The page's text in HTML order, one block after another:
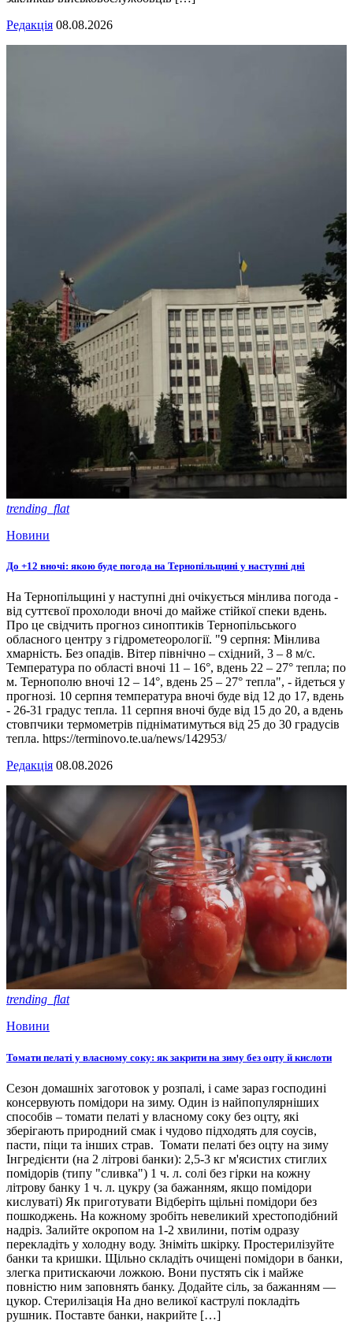
Редакція 08.08.2026
trending_flat
Новини
До +12 вночі: якою буде погода на Тернопільщині у наступні дні
На Тернопільщині у наступні дні очікується мінлива погода -
від суттєвої прохолоди вночі до майже стійкої спеки вдень.
Про це свідчить прогноз синоптиків Тернопільського
обласного центру з гідрометеорології. "9 серпня: Мінлива
хмарність. Без опадів. Вітер північно – східний, 3 – 8 м/с.
Температура по області вночі 11 – 16°, вдень 22 – 27° тепла; по
м. Тернополю вночі 12 – 14°, вдень 25 – 27° тепла", - йдеться у
прогнозі. 10 серпня температура вночі буде від 12 до 17, вдень
- 26-31 градус тепла. 11 серпня вночі буде від 15 до 20, а вдень
стовпчики термометрів підніматимуться від 25 до 30 градусів
тепла. https://terminovo.te.ua/news/142953/
Редакція 08.08.2026
trending_flat
Новини
Томати пелаті у власному соку: як закрити на зиму без оцту й кислоти
Сезон домашніх заготовок у розпалі, і саме зараз господині
консервують помідори на зиму. Один із найпопулярніших
способів – томати пелаті у власному соку без оцту, які
зберігають природний смак і чудово підходять для соусів,
пасти, піци та інших страв. Томати пелаті без оцту на зиму
Інгредієнти (на 2 літрові банки): 2,5-3 кг м'ясистих стиглих
помідорів (типу "сливка") 1 ч. л. солі без гірки на кожну
літрову банку 1 ч. л. цукру (за бажанням, якщо помідори
кислуваті) Як приготувати Відберіть щільні помідори без
пошкоджень. На кожному зробіть невеликий хрестоподібний
надріз. Залийте окропом на 1-2 хвилини, потім одразу
перекладіть у холодну воду. Зніміть шкірку. Простерилізуйте
банки та кришки. Щільно складіть очищені помідори в банки,
злегка притискаючи ложкою. Вони пустять сік і майже
повністю ним заповнять банку. Додайте сіль, за бажанням —
цукор. Стерилізація На дно великої каструлі покладіть
рушник. Поставте банки, накрийте […]